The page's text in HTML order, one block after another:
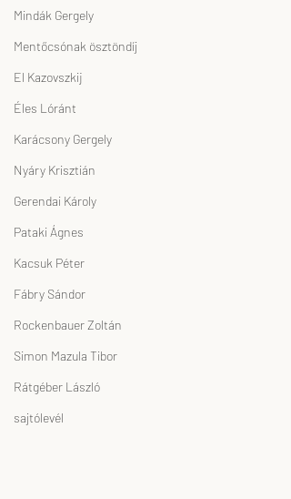
Mindák Gergely
Mentőcsónak ösztöndíj
El Kazovszkij
Éles Lóránt
Karácsony Gergely
Nyáry Krisztián
Gerendai Károly
Pataki Ágnes
Kacsuk Péter
Fábry Sándor
Rockenbauer Zoltán
Simon Mazula Tibor
Rátgéber László
sajtólevél